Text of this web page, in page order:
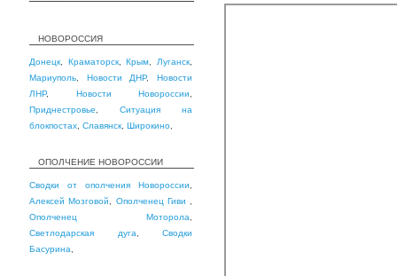
НОВОРОССИЯ
Донецк Краматорск,Крым Луганск
Мариуполь
Новости ДНР,Новости
ЛНР, Новости Новороссии
Приднестровье
Ситуация на
блокпостах Славянск Широкино
ОПОЛЧЕНИЕ НОВОРОССИИ
Сводки от ополчения Новороссии
Алексей Мозговой
Ополченец Гиви
Ополченец Моторола
Светлодарская дуга
Сводки
Басурина